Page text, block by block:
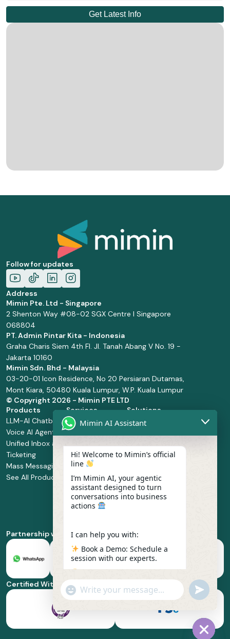
Follow for updates
Address
Mimin Pte. Ltd - Singapore
2 Shenton Way #08-02 SGX Centre I Singapore
068804
PT. Admin Pintar Kita - Indonesia
Graha Charis Siem 4th Fl. Jl. Tanah Abang V No. 19 -
Jakarta 10160
Mimin Sdn. Bhd - Malaysia
03-20-01 Icon Residence, No 20 Persiaran Dutamas,
Mont Kiara, 50480 Kuala Lumpur, W.P. Kuala Lumpur
© Copyright 2026 - Mimin PTE LTD
Products
LLM-AI Chatbot
Voice AI Agents
Unified Inbox and
Ticketing
Mass Messaging
See All Products
Services
Solution Design
and
Manage Service
Integration
Service
Implementation
Whatsapp
Business Platform
Solutions
Retail and
Health and
Food and
Beverage
Partnership with
Certified With
Mimin AI Assistant
Hi! Welcome to Mimin’s official
line
I’m Mimin AI, your agentic
assistant designed to turn
conversations into business
actions
I can help you with:
Book a Demo: Schedule a
session with our experts.
Pricing & Plans: Find the
best fit for your business
scale.
everything from Omnichannel
to Voice AI.
"+chaty_settings.lang.emoji_picker+"
WhatsApp
undefined